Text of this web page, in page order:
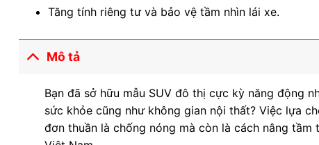
Tăng tính riêng tư và bảo vệ tầm nhìn lái xe.
Mô tả
Bạn đã sở hữu mẫu SUV đô thị cực kỳ năng động
sức khỏe cũng như không gian nội thất? Việc lựa
đơn thuần là chống nóng mà còn là cách nâng